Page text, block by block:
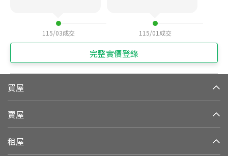
115/03成交 115/01 成交
完整實價登錄
買屋
賣屋
租屋